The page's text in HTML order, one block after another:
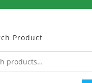
Product